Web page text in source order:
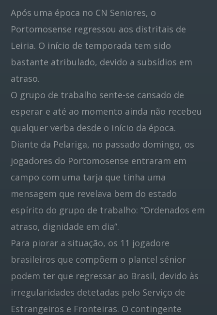
Pinterest
Após uma época no CN Seniores, o
Portomosense regressou aos distritais de
Leiria. O início de temporada tem sido
bastante atribulado, devido a subsídios em
atraso.
O grupo de trabalho sente-se cansado de
esperar e até ao momento ainda não recebeu
qualquer verba desde o início da época.
Diante da Pelariga, no passado domingo, os
jogadores do Portomosense entraram em
campo com uma tarja que tinha uma
mensagem que revelava bem do estado
espírito do grupo de trabalho: “Ordenados em
atraso, dignidade em dia”.
Para piorar a situação, os 11 jogadore
brasileiros que compõem o plantel sénior
podem ter que regressar ao Brasil, devido às
irregularidades detetadas pelo Serviço de
Estrangeiros e Fronteiras. O contingente